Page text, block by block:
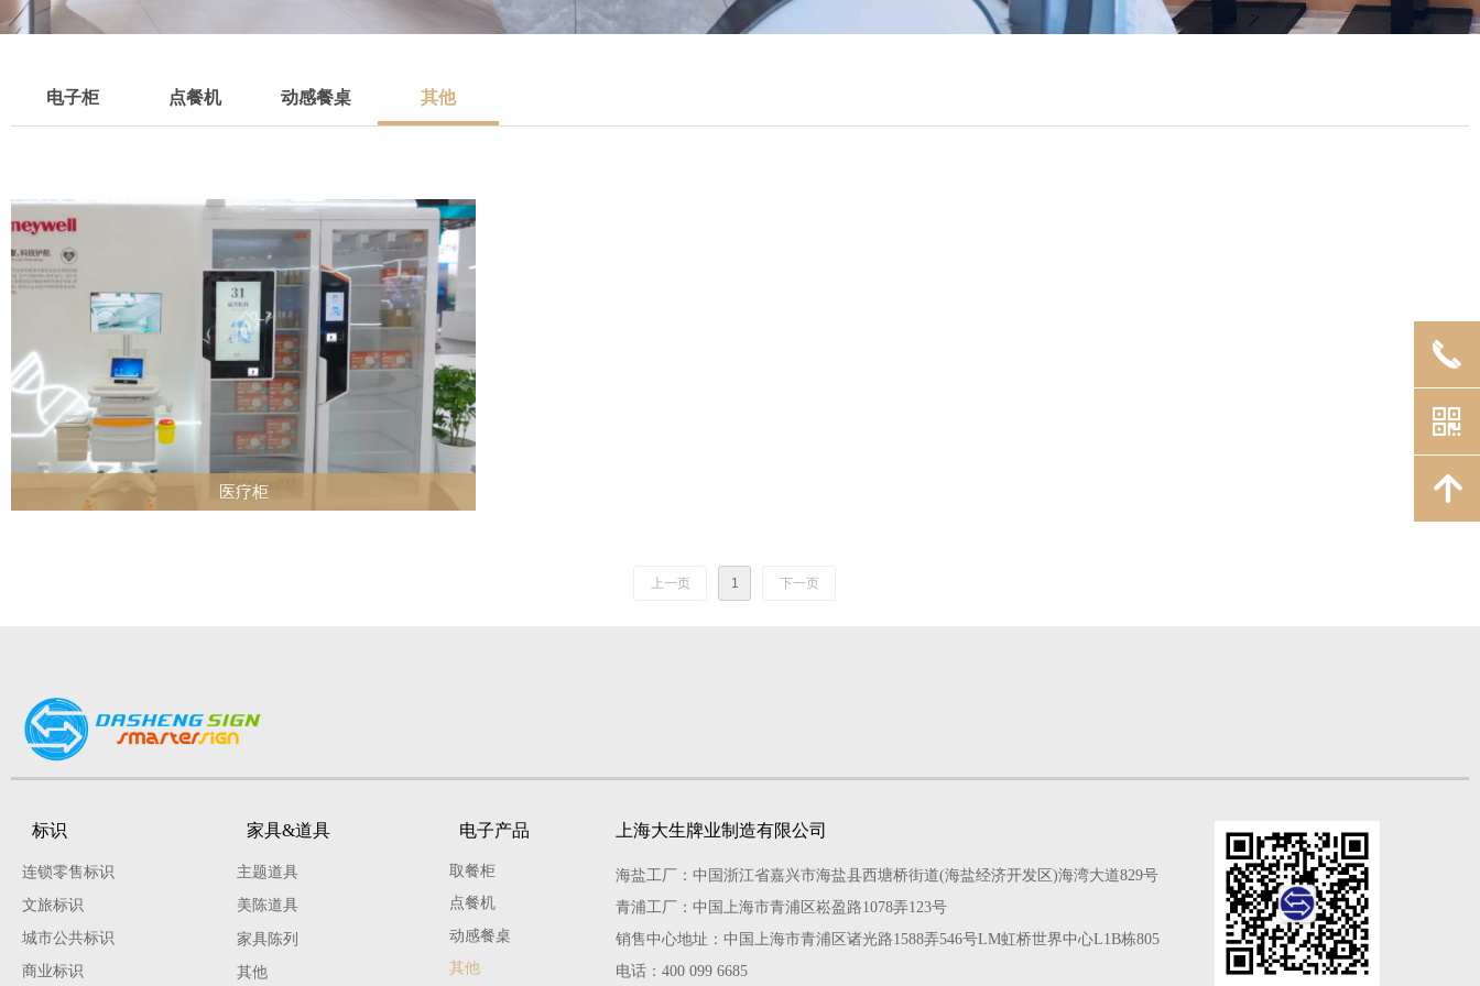
电子柜 点餐机 动感餐桌 其他
医疗柜
上一页 1 下一页
连锁零售标识
文旅标识
城市公共标识
商业标识
标识
主题道具
美陈道具
家具陈列
其他
家具&道具
取餐柜
点餐机
动感餐桌
其他
电子产品 上海大生牌业制造有限公司
海盐工厂：中国浙江省嘉兴市海盐县西塘桥街道(海盐经济开发区)海湾大道829号
青浦工厂：中国上海市青浦区崧盈路1078弄123号
销售中心地址：中国上海市青浦区诸光路1588弄546号LM虹桥世界中心L1B栋805
电话：400 099 6685
끅
낃
녕